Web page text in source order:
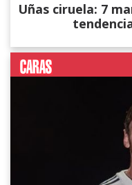
Uñas ciruela: 7